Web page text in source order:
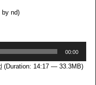
by nd)
00:00
(Duration: 14:17 — 33.3MB)